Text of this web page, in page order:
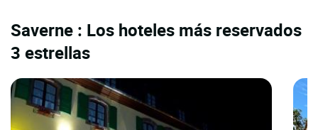
Saverne : Los hoteles más reservados
3 estrellas